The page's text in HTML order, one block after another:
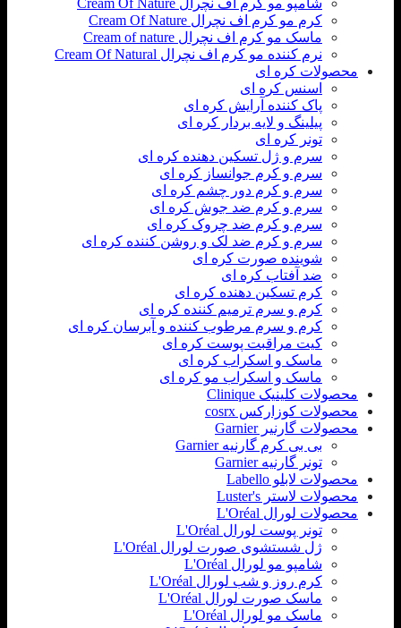
کرم مو کرم اف نچرال Cream Of Nature
ماسک مو کرم اف نچرال Cream of nature
نرم کننده مو کرم اف نچرال Cream Of Natural
محصولات کره ای
اسنس کره ای
پاک کننده آرایش کره ای
پیلینگ و لایه بردار کره ای
تونر کره ای
سرم و ژل تسکین دهنده کره ای
سرم و کرم جوانساز کره ای
سرم و کرم دور چشم کره ای
سرم و کرم ضد جوش کره ای
سرم و کرم ضد چروک کره ای
سرم و کرم ضد لک و روشن کننده کره ای
شوینده صورت کره ای
ضد آفتاب کره ای
کرم تسکین دهنده کره ای
کرم و سرم ترمیم کننده کره ای
کرم و سرم مرطوب کننده و آبرسان کره ای
کیت مراقبت پوست کره ای
ماسک و اسکراب کره ای
ماسک و اسکراب مو کره ای
محصولات کلینیک Clinique
محصولات کوزارکس cosrx
محصولات گارنیر Garnier
بی بی کرم گارنیه Garnier
تونر گارنیه Garnier
محصولات لابلو Labello
محصولات لاستر Luster's
محصولات لورال L'Oréal
تونر پوست لورال L'Oréal
ژل شستشوی صورت لورال L'Oréal
شامپو مو لورال L'Oréal
کرم روز و شب لورال L'Oréal
ماسک صورت لورال L'Oréal
ماسک مو لورال L'Oréal